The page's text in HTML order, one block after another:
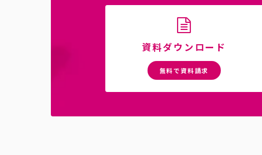
資料ダウンロード
無料で資料請求